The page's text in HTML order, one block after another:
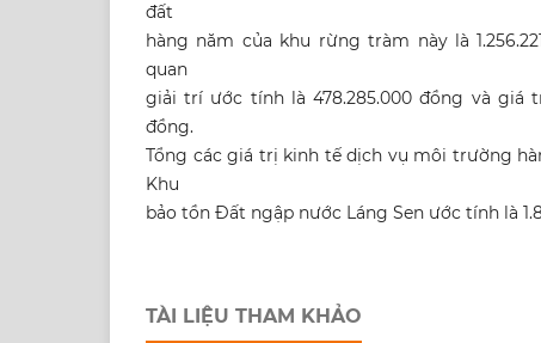
đất
hàng năm của khu rừng tràm này là
quan
giải trí ước tính là 478.285.000 đồng và giá
đồng.
Tổng các giá trị kinh tế dịch vụ môi trường
Khu
bảo tồn Đất ngập nước Láng Sen ước tính là
TÀI LIỆU THAM KHẢO